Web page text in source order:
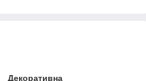
Декоративна